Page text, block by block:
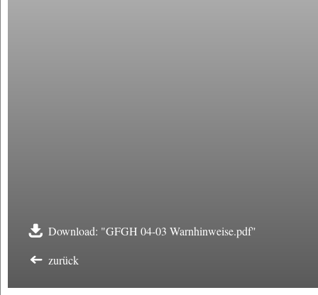
Download: "GFGH 04-03 Warnhinweise.pdf"
zurück